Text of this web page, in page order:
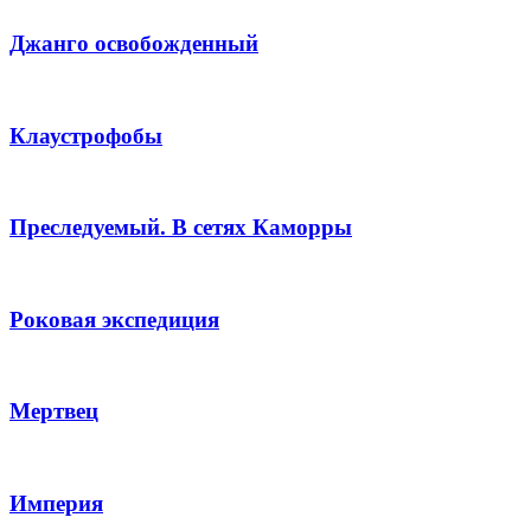
Джанго освобожденный
Клаустрофобы
Преследуемый. В сетях Каморры
Роковая экспедиция
Мертвец
Империя